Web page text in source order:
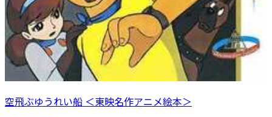
空飛ぶゆうれい船 ＜東映名作アニメ絵本＞